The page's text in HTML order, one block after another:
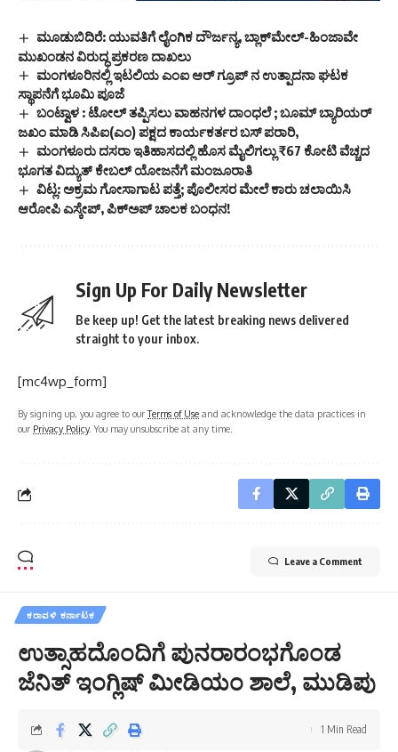
ಮೂಡುಬಿದಿರೆ: ಯುವತಿಗೆ ಲೈಂಗಿಕ ದೌರ್ಜನ್ಯ, ಬ್ಲಾಕ್‌ಮೇಲ್-ಹಿಂಜಾವೇ
ಮುಖಂಡನ ವಿರುದ್ಧ ಪ್ರಕರಣ ದಾಖಲು
ಮಂಗಳೂರಿನಲ್ಲಿ ಇಟಲಿಯ ಎಂಐ ಆರ್ ಗ್ರೂಪ್ ನ ಉತ್ಪಾದನಾ ಘಟಕ
ಸ್ಥಾಪನೆಗೆ ಭೂಮಿ ಪೂಜೆ
ಬಂಟ್ವಾಳ : ಟೋಲ್ ತಪ್ಪಿಸಲು ವಾಹನಗಳ ದಾಂಧಲೆ ; ಬೂಮ್ ಬ್ಯಾರಿಯರ್
ಜಖಂ ಮಾಡಿ ಸಿಪಿಐ(ಎಂ) ಪಕ್ಷದ ಕಾರ್ಯಕರ್ತರ ಬಸ್ ಪರಾರಿ,
ಮಂಗಳೂರು ದಸರಾ ಇತಿಹಾಸದಲ್ಲಿ ಹೊಸ ಮೈಲಿಗಲ್ಲು ₹67 ಕೋಟಿ ವೆಚ್ಚದ
ಭೂಗತ ವಿದ್ಯುತ್ ಕೇಬಲ್ ಯೋಜನೆಗೆ ಮಂಜೂರಾತಿ
ವಿಟ್ಲ: ಅಕ್ರಮ ಗೋಸಾಗಾಟ ಪತ್ತೆ; ಪೊಲೀಸರ ಮೇಲೆ ಕಾರು ಚಲಾಯಿಸಿ
ಆರೋಪಿ ಎಸ್ಕೇಪ್, ಪಿಕ್‌ಅಪ್ ಚಾಲಕ ಬಂಧನ!
Sign Up For Daily Newsletter
Be keep up! Get the latest breaking news delivered
straight to your inbox.
[mc4wp_form]
By signing up, you agree to ourTerms of Use and acknowledge the data practices in
our Privacy Policy. You may unsubscribe at any time.
Leave a Comment
ಕರಾವಳಿ ಕರ್ನಾಟಕ
ಉತ್ಸಾಹದೊಂದಿಗೆ ಪುನರಾರಂಭಗೊಂಡ
ಜೆನಿತ್ ಇಂಗ್ಲಿಷ್ ಮೀಡಿಯಂ ಶಾಲೆ, ಮುಡಿಪು
1 Min Read